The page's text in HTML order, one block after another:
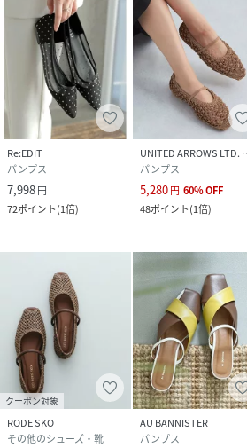
Re:EDIT
パンプス
7,998円
72ポイント(1倍)
UNITED
パンプス
5,280円 60%OFF
48ポイント(1倍)
クーポン対象
RODE SKO
その他のシューズ・靴
AU BANNISTER
パンプス